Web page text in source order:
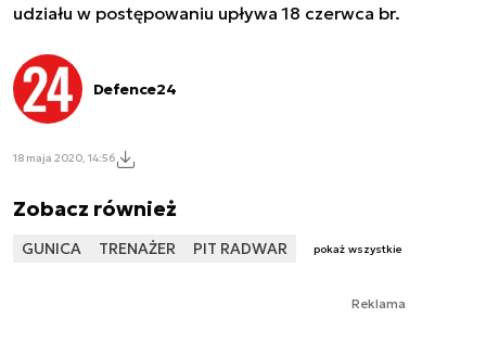
udziału w postępowaniu upływa 18 czerwca br.
Defence24
18 maja 2020, 14:56
Zobacz również
GUNICA TRENAŻER PIT RADWAR pokaż wszystkie
Reklama